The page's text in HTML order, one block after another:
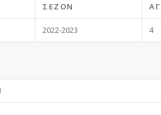
ΣΕΖΌΝ
2022-2023 4